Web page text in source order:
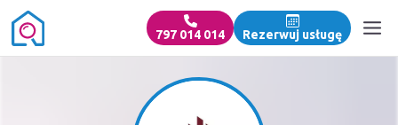
797 014 014 Rezerwuj usługę